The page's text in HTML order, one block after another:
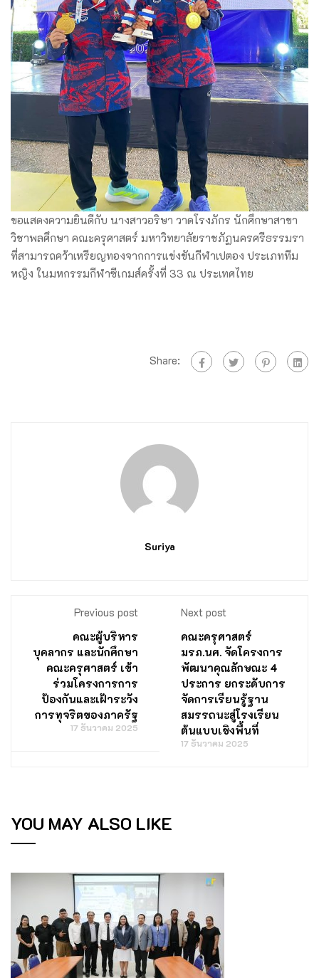
ขอแสดงความยินดีกับ นางสาวอริษา วาดโรงภักร นักศึกษาสาขา
วิชาพลศึกษา คณะครุศาสตร์ มหาวิทยาลัยราชภัฏนครศรีธรรมรา
ที่สามารถคว้าเหรียญทองจากการแข่งขันกีฬาเปตอง ประเภททีม
หญิง ในมหกรรมกีฬาซีเกมส์ครั้งที่ 33 ณ ประเทศไทย
Share:
Suriya
Previous post
คณะผู้บริหาร
บุคลากร และนักศึกษา
คณะครุศาสตร์ เข้า
ร่วมโครงการการ
ป้องกันและเฝ้าระวัง
การทุจริตของภาครัฐ
17 ธันวาคม 2025
Next post
คณะครุศาสตร์
มรภ.นศ. จัดโครงการ
พัฒนาคุณลักษณะ 4
ประการ ยกระดับการ
จัดการเรียนรู้ฐาน
สมรรถนะสู่โรงเรียน
ต้นแบบเชิงพื้นที่
17 ธันวาคม 2025
YOU MAY ALSO LIKE